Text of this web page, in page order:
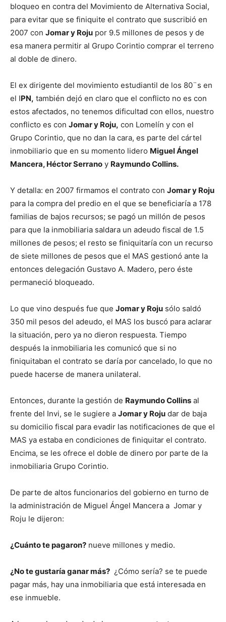
bloqueo en contra del Movimiento de Alternativa Social,
para evitar que se finiquite el contrato que suscribió en
2007 con Jomar y Roju por 9.5 millones de pesos y de
esa manera permitir al Grupo Corintio comprar el terreno
al doble de dinero.
El ex dirigente del movimiento estudiantil de los 80¨s en
el IPN, también dejó en claro que el conflicto no es con
estos afectados, no tenemos dificultad con ellos, nuestro
conflicto es con Jomar y Roju, con Lomelín y con el
Grupo Corintio, que no dan la cara, es parte del cártel
inmobiliario que en su momento lidero Miguel Ángel
Mancera, Héctor Serrano y Raymundo Collins.
Y detalla: en 2007 firmamos el contrato con Jomar y Roju
para la compra del predio en el que se beneficiaría a 178
familias de bajos recursos; se pagó un millón de pesos
para que la inmobiliaria saldara un adeudo fiscal de 1.5
millones de pesos; el resto se finiquitaría con un recurso
de siete millones de pesos que el MAS gestionó ante la
entonces delegación Gustavo A. Madero, pero éste
permaneció bloqueado.
Lo que vino después fue que Jomar y Roju sólo saldó
350 mil pesos del adeudo, el MAS los buscó para aclarar
la situación, pero ya no dieron respuesta. Tiempo
después la inmobiliaria les comunicó que si no
finiquitaban el contrato se daría por cancelado, lo que no
puede hacerse de manera unilateral.
Entonces, durante la gestión de Raymundo Collins al
frente del Invi, se le sugiere a Jomar y Roju dar de baja
su domicilio fiscal para evadir las notificaciones de que el
MAS ya estaba en condiciones de finiquitar el contrato.
Encima, se les ofrece el doble de dinero por parte de la
inmobiliaria Grupo Corintio.
De parte de altos funcionarios del gobierno en turno de
la administración de Miguel Ángel Mancera a Jomar y
Roju le dijeron:
¿Cuánto te pagaron? nueve millones y medio.
¿No te gustaría ganar más? ¿Cómo sería? se te puede
pagar más, hay una inmobiliaria que está interesada en
ese inmueble.